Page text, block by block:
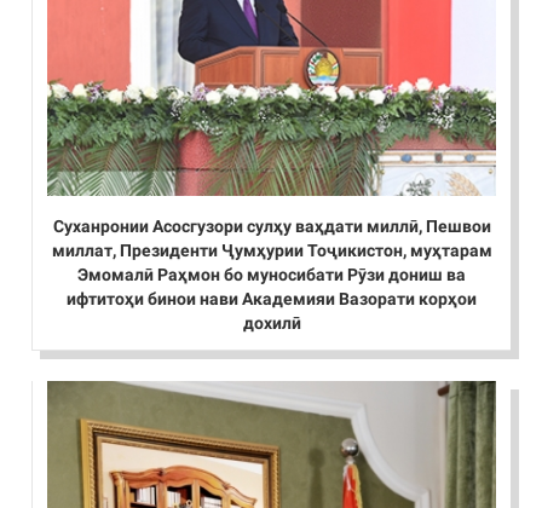
Суханронии Асосгузори сулҳу ваҳдати миллӣ, Пешвои
миллат, Президенти Ҷумҳурии Тоҷикистон, муҳтарам
Эмомалӣ Раҳмон бо муносибати Рӯзи дониш ва
ифтитоҳи бинои нави Академияи Вазорати корҳои
дохилӣ